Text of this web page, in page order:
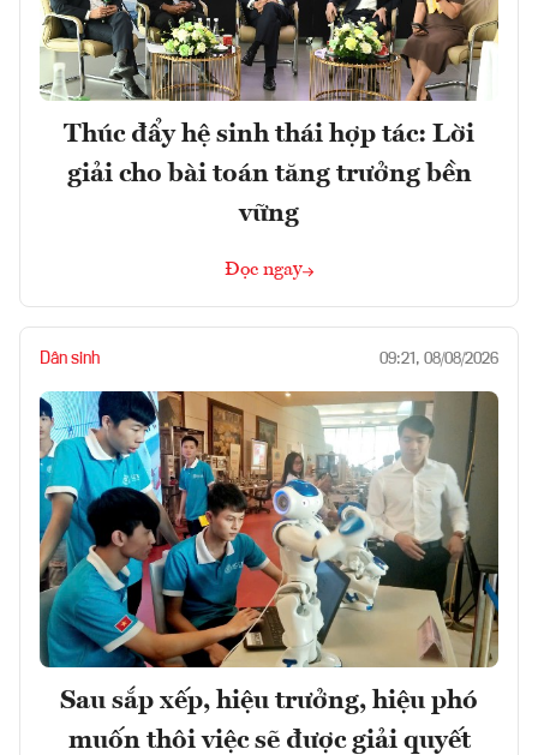
Thúc đẩy hệ sinh thái hợp tác: Lời
giải cho bài toán tăng trưởng bền
vững
Đọc ngay
Dân sinh 09:21, 08/08/2026
Sau sắp xếp, hiệu trưởng, hiệu phó
muốn thôi việc sẽ được giải quyết